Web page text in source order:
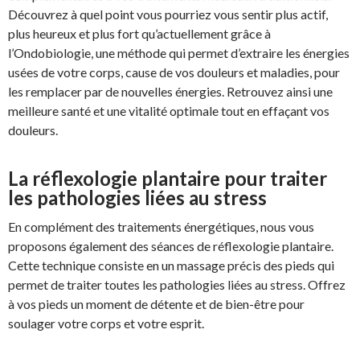
Découvrez à quel point vous pourriez vous sentir plus actif,
plus heureux et plus fort qu’actuellement grâce à
l’Ondobiologie, une méthode qui permet d’extraire les énergies
usées de votre corps, cause de vos douleurs et maladies, pour
les remplacer par de nouvelles énergies. Retrouvez ainsi une
meilleure santé et une vitalité optimale tout en effaçant vos
douleurs.
La réflexologie plantaire pour traiter
les pathologies liées au stress
En complément des traitements énergétiques, nous vous
proposons également des séances de réflexologie plantaire.
Cette technique consiste en un massage précis des pieds qui
permet de traiter toutes les pathologies liées au stress. Offrez
à vos pieds un moment de détente et de bien-être pour
soulager votre corps et votre esprit.